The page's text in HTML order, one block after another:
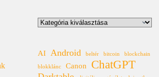
Kategóriák
AI Android beltér bitcoin blockchain
blokklánc Canon ChatGPT